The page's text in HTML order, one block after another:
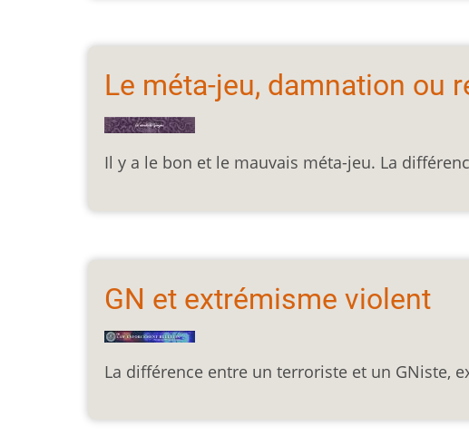
Le méta-jeu, damnation ou
Il y a le bon et le mauvais méta-jeu. La
GN et extrémisme violent
La différence entre un terroriste et un GNiste,